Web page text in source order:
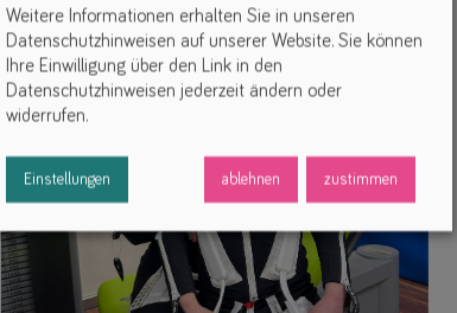
Weitere Informationen erhalten Sie in unseren
Datenschutzhinweisen auf unserer Website. Sie können
Ihre Einwilligung über den Link in den
Datenschutzhinweisen jederzeit ändern oder
widerrufen.
Einstellungen ablehnen zustimmen